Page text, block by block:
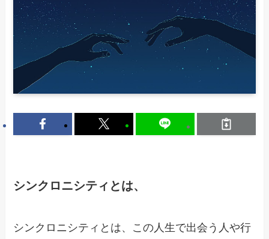
シンクロニシティとは、
シンクロニシティとは、この人生で出会う人や行